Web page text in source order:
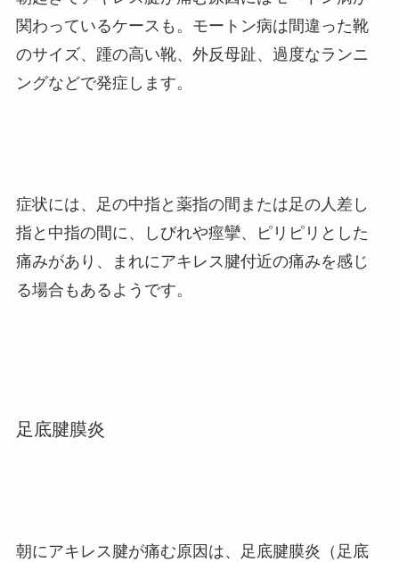
関わっているケースも。 モートン病は間違った靴
のサイズ、踵の高い靴、外反母趾、過度なランニ
ングなどで発症します。
症状には、足の中指と薬指の間または足の人差し
指と中指の間に、しびれや痙攣、ピリピリとした
痛みがあり、まれにアキレス腱付近の痛みを感じ
る場合もあるようです。
足底腱膜炎
朝にアキレス腱が痛む原因は、足底腱膜炎（足底